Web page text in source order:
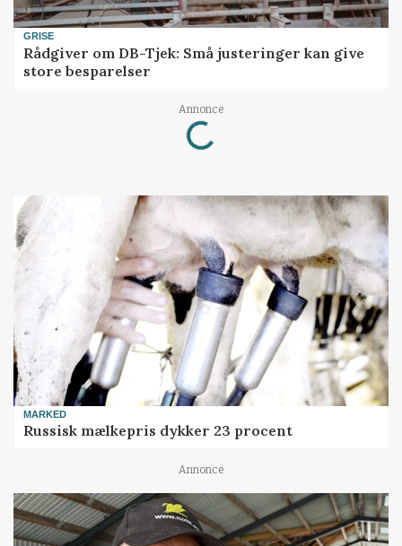
GRISE
Rådgiver om DB-Tjek: Små justeringer kan give
store besparelser
Annonce
Loading...
MARKED
Russisk mælkepris dykker 23 procent
Annonce